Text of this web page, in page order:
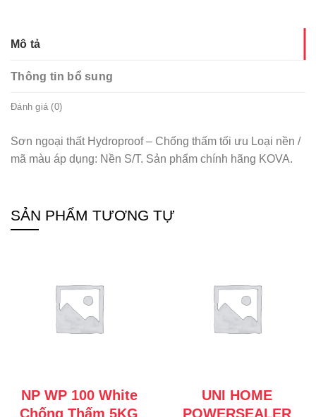
Mô tả
Thông tin bổ sung
Đánh giá (0)
Sơn ngoại thất Hydroproof – Chống thấm tối ưu Loại nền /
mã màu áp dụng: Nền S/T. Sản phẩm chính hãng KOVA.
SẢN PHẨM TƯƠNG TỰ
NP WP 100 White
Chống Thấm 5KG
UNI HOME
POWERSEALER